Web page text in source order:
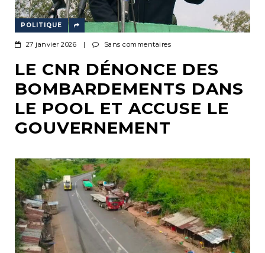
POLITIQUE
27 janvier 2026 | Sans commentaires
LE CNR DÉNONCE DES
BOMBARDEMENTS DANS
LE POOL ET ACCUSE LE
GOUVERNEMENT